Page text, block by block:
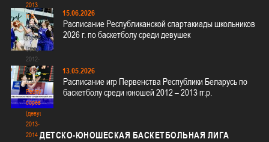
2013
гг.р.
Республиканские
соревнования
(девушки)
2012-
2013
гг.р.
Республиканские
соревнования
(девушки)
2013-
2014
15.06.2026
Расписание Республиканской спартакиады школьников
2026 г. по баскетболу среди девушек
13.05.2026
Расписание игр Первенства Республики Беларусь по
баскетболу среди юношей 2012 – 2013 гг.р.
ДЕТСКО-ЮНОШЕСКАЯ БАСКЕТБОЛЬНАЯ ЛИГА